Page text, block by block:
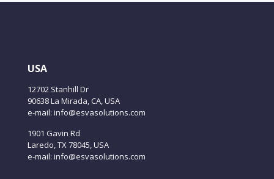
USA
12702 Stanhill Dr
90638 La Mirada, CA, USA
e-mail: info@esvasolutions.com
1901 Gavin Rd
Laredo, TX 78045, USA
e-mail: info@esvasolutions.com